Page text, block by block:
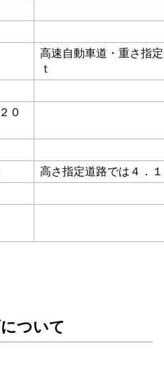
高速自動車道・重さ指
ｔ
０
高さ指定道路では４．
ついて